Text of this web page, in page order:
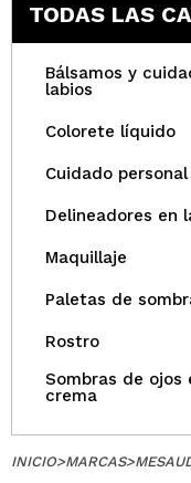
TODAS LAS
Bálsamos y
labios
Colorete líquido
Cuidado personal
Delineadores en
Maquillaje
Paletas de
Rostro
Sombras de ojos
crema
INICIO>MARCAS>